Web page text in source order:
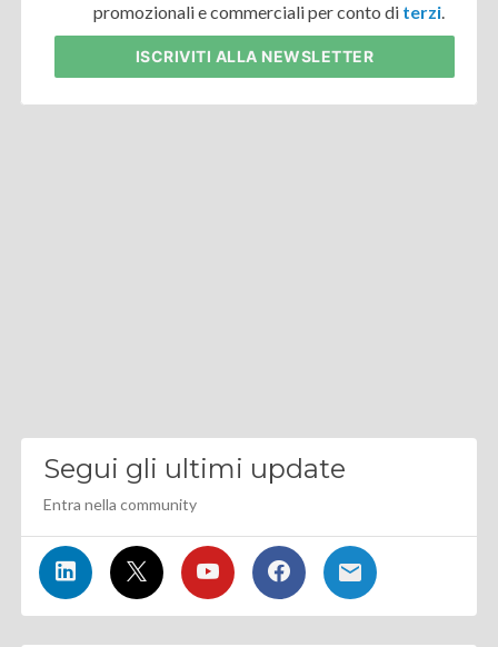
promozionali e commerciali per conto di terzi.
ISCRIVITI ALLA NEWSLETTER
Segui gli ultimi update
Entra nella community